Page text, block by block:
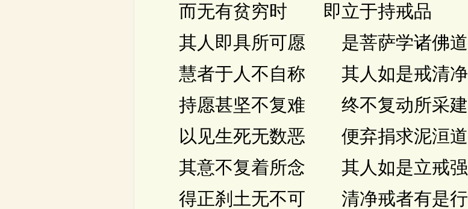
而无有贫穷时 即立于持戒品
其人即具所可愿 是菩萨学诸佛道
慧者于人不自称 其人如是戒清净
持愿甚坚不复难 终不复动所采建
以见生死无数恶 便弃捐求泥洹道
其意不复着所念 其人如是立戒强
得正刹土无不可 清净戒者有是行